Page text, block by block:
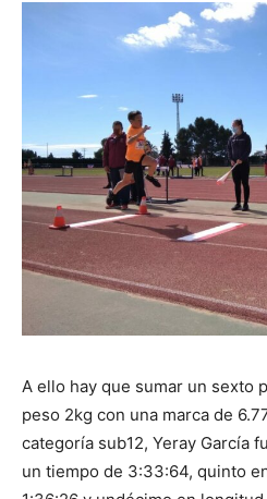
A ello hay que sumar un sexto
peso 2kg con una marca de
categoría sub12, Yeray García
un tiempo de 3:33:64, quinto